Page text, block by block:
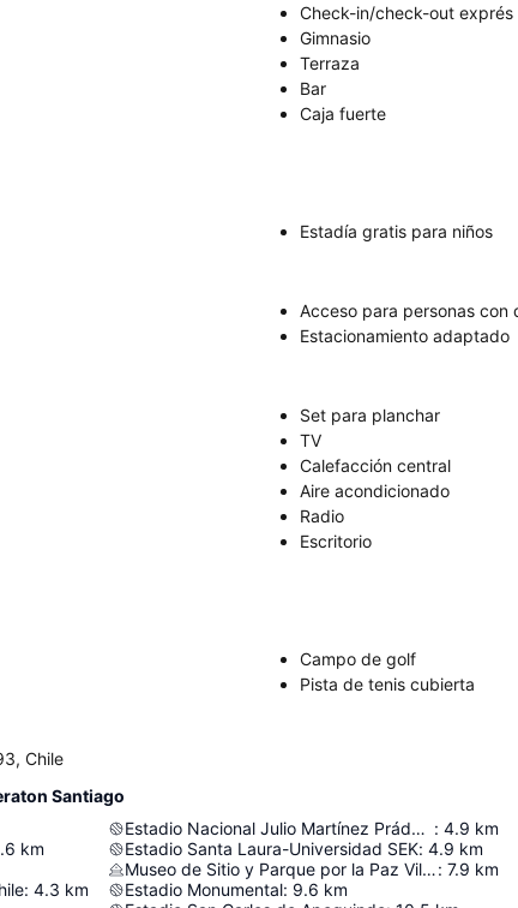
Check-in/check-out exprés
Gimnasio
Terraza
Bar
Caja fuerte
Estadía gratis para niños
Acceso para personas con
Estacionamiento adaptado
Set para planchar
TV
Calefacción central
Aire acondicionado
Radio
Escritorio
Campo de golf
Pista de tenis cubierta
Chile
Santiago
km
: 4.3 km
Estadio Nacional Julio Martínez Prádanos : 4.9 km
Estadio Santa Laura-Universidad SEK: 4.9 km
Museo de Sitio y Parque por la Paz Villa Grimaldi: 7.9 km
Estadio Monumental: 9.6 km